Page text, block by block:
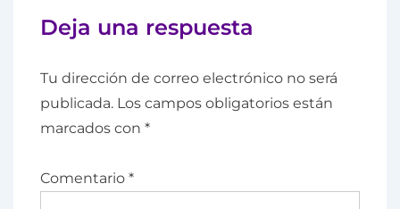
Deja una respuesta
Tu dirección de correo electrónico no será
publicada. Los campos obligatorios están
marcados con *
Comentario *